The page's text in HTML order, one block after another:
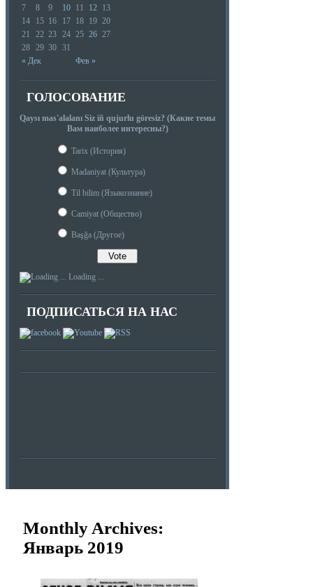
« Дек Фев »
7
8 9 10 11 12 13
14
15 16 17 18 19 20
21
22 23 24 25 26 27
28 29 30 31
ГОЛОСОВАНИЕ
Qaysı mas'alalanı Siz iñ qujurlu göresiz? (Какие темы
Вам наиболее интересны?)
Tarix (История)
Madaniyat (Культура)
Til bilim (Языкознание)
Camiyat (Общество)
Başğa (Другое)
Loading ...
ПОДПИСАТЬСЯ НА НАС
Monthly Archives:
Январь 2019